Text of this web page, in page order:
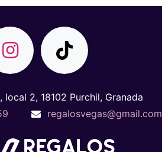
local 2, 18102 Purchil, Granada
regalosvegas@gmail.com